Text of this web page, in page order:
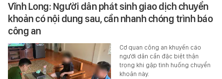
Vĩnh Long: Người dân phát sinh giao dịch chuyển
khoản có nội dung sau, cần nhanh chóng trình báo
công an
Cơ quan công an khuyến cáo
người dân cần đặc biệt thận
trọng khi gặp tình huống chuyển
khoản này.